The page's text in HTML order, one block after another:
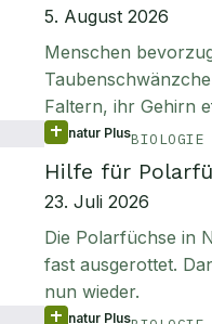
5. August 2026
Menschen
Faltern, ihr Gehirn
natur PlusBIOLOGIE
Hilfe für
23. Juli 2026
Die Polarfüchse in
fast ausgerottet.
nun wieder.
natur Plus